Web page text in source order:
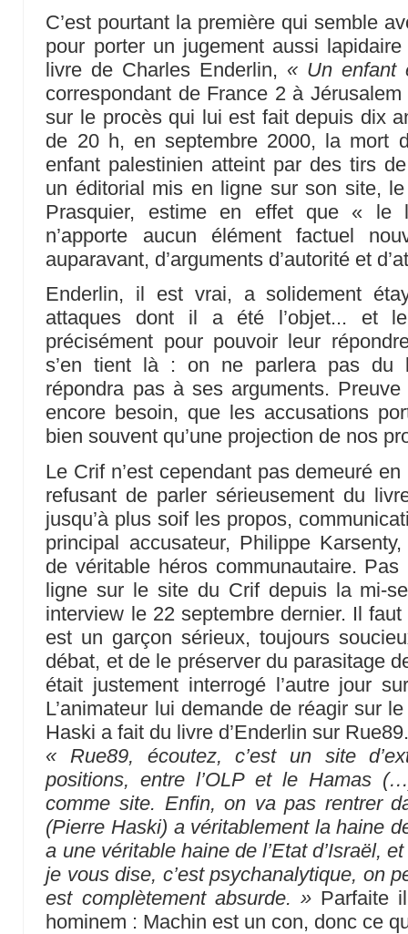
C’est pourtant la première qui semble
pour porter un jugement aussi
livre de Charles Enderlin, « Un enfant
correspondant de France 2 à
sur le procès qui lui est fait depuis dix
de 20 h, en septembre 2000, la mort
enfant palestinien atteint par des tirs
un éditorial mis en ligne sur son site,
Prasquier, estime en effet que « le
n’apporte aucun élément factuel
auparavant, d’arguments d’autorité et
Enderlin, il est vrai, a solidement
attaques dont il a été l’objet... et
précisément pour pouvoir leur
s’en tient là : on ne parlera pas du
répondra pas à ses arguments.
encore besoin, que les accusations
bien souvent qu’une projection de nos
Le Crif n’est cependant pas demeuré
refusant de parler sérieusement du
jusqu’à plus soif les propos,
principal accusateur, Philippe
de véritable héros communautaire.
ligne sur le site du Crif depuis la mi-
interview le 22 septembre dernier. Il
est un garçon sérieux, toujours
débat, et de le préserver du parasitage
était justement interrogé l’autre jour
L’animateur lui demande de réagir sur
Haski a fait du livre d’Enderlin sur
« Rue89, écoutez, c’est un site
positions, entre l’OLP et le Hamas
comme site. Enfin, on va pas rentrer
(Pierre Haski) a véritablement la haine
a une véritable haine de l’Etat d’Israël,
je vous dise, c’est psychanalytique, on
est complètement absurde. »Parfaite
hominem : Machin est un con, donc ce